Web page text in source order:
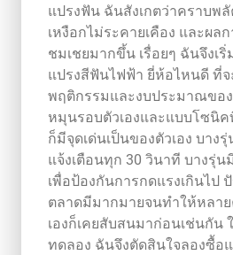
แปรงฟัน ฉันสังเกตว่าคราบพ
เหงือกไม่ระคายเคือง และผล
ชมเชยมากขึ้น เรื่อยๆ ฉันจึงเ
แปรงสีฟันไฟฟ้า ยี่ห้อไหนดี ที่จ
พฤติกรรมและงบประมาณขอ
หมุนรอบตัวเองและแบบโซนิ
ก็มีจุดเด่นเป็นของตัวเอง บาง
แจ้งเตือนทุก 30 วินาที บางรุ่น
เพื่อป้องกันการกดแรงเกินไป
ตลาดมีมากมายจนทำให้หลา
เองก็เคยสับสนมาก่อนเช่นกัน
ทดลอง ฉันจึงตัดสินใจลองซื้อ